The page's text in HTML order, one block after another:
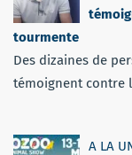
tourmente
Des dizaines de
témoignent contre
A LA